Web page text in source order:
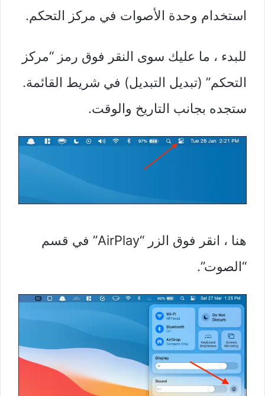
استخدام وحدة الأصوات في مركز التحكم.
للبدء ، ما عليك سوى النقر فوق رمز “مركز
التحكم” (تبديل التبديل) في شريط القائمة.
ستجده بجانب التاريخ والوقت.
هنا ، انقر فوق الزر “AirPlay” في قسم
“الصوت”.